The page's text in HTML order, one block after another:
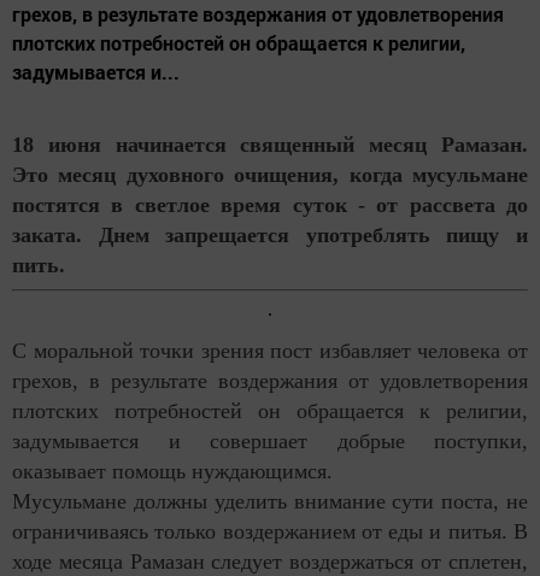
грехов, в результате воздержания от удовлетворения
плотских потребностей он обращается к религии,
задумывается и...
18 июня начинается священный месяц Рамазан.
Это месяц духовного очищения, когда мусульмане
постятся в светлое время суток - от рассвета до
заката. Днем запрещается употреблять пищу и
пить.
С моральной точки зрения пост избавляет человека от
грехов, в результате воздержания от удовлетворения
плотских потребностей он обращается к религии,
задумывается и совершает добрые поступки,
оказывает помощь нуждающимся.
Мусульмане должны уделить внимание сути поста, не
ограничиваясь только воздержанием от еды и питья. В
ходе месяца Рамазан следует воздержаться от сплетен,